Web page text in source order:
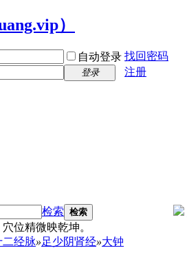
自动登录 找回密码
登录
注册
检索 检索
位精微映乾坤。
二经脉»足少阴肾经»大钟